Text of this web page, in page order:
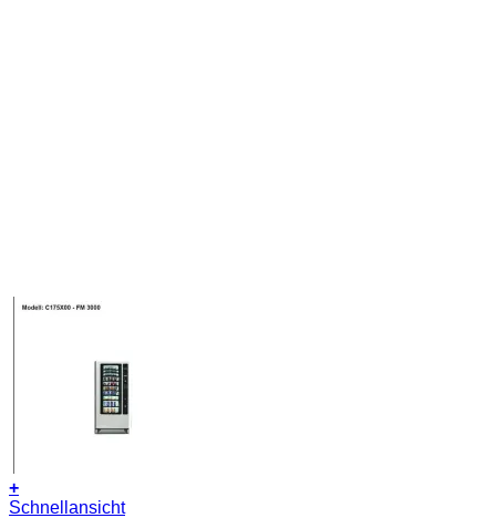
+
Schnellansicht